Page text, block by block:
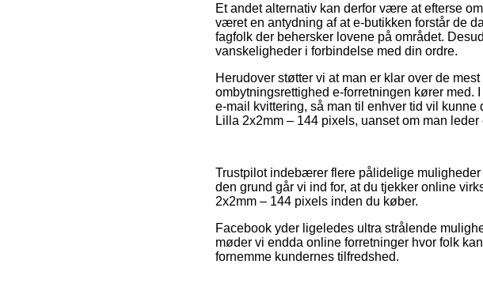
Et andet alternativ kan derfor være at efterse
været en antydning af at e-butikken forstår de
fagfolk der behersker lovene på området.
vanskeligheder i forbindelse med din ordre.
Herudover støtter vi at man er klar over de
ombytningsrettighed e-forretningen kører med.
e-mail kvittering, så man til enhver tid vil
Lilla 2x2mm – 144 pixels, uanset om man
Trustpilot indebærer flere pålidelige
den grund går vi ind for, at du tjekker online
2x2mm – 144 pixels inden du køber.
Facebook yder ligeledes ultra strålende
møder vi endda online forretninger hvor folk
fornemme kundernes tilfredshed.